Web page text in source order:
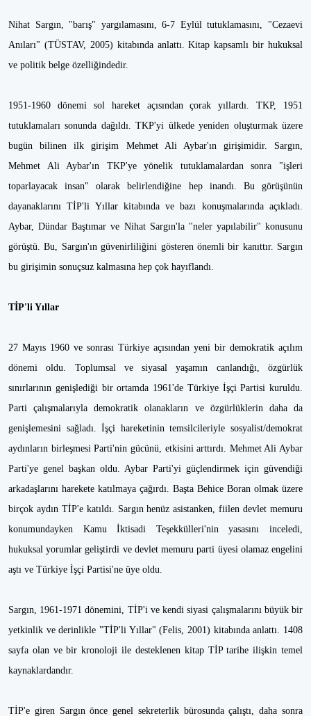
Nihat Sargın, "barış" yargılamasını, 6-7 Eylül tutuklamasını, "Cezaevi
Anıları" (TÜSTAV, 2005) kitabında anlattı. Kitap kapsamlı bir hukuksal
ve politik belge özelliğindedir.
1951-1960 dönemi sol hareket açısından çorak yıllardı. TKP, 1951
tutuklamaları sonunda dağıldı. TKP'yi ülkede yeniden oluşturmak üzere
bugün bilinen ilk girişim Mehmet Ali Aybar'ın girişimidir. Sargın,
Mehmet Ali Aybar'ın TKP'ye yönelik tutuklamalardan sonra "işleri
toparlayacak insan" olarak belirlendiğine hep inandı. Bu görüşünün
dayanaklarını TİP'li Yıllar kitabında ve bazı konuşmalarında açıkladı.
Aybar, Dündar Baştımar ve Nihat Sargın'la "neler yapılabilir" konusunu
görüştü. Bu, Sargın'ın güvenirliliğini gösteren önemli bir kanıttır. Sargın
bu girişimin sonuçsuz kalmasına hep çok hayıflandı.
TİP'li Yıllar
27 Mayıs 1960 ve sonrası Türkiye açısından yeni bir demokratik açılım
dönemi oldu. Toplumsal ve siyasal yaşamın canlandığı, özgürlük
sınırlarının genişlediği bir ortamda 1961'de Türkiye İşçi Partisi kuruldu.
Parti çalışmalarıyla demokratik olanakların ve özgürlüklerin daha da
genişlemesini sağladı. İşçi hareketinin temsilcileriyle sosyalist/demokrat
aydınların birleşmesi Parti'nin gücünü, etkisini arttırdı. Mehmet Ali Aybar
Parti'ye genel başkan oldu. Aybar Parti'yi güçlendirmek için güvendiği
arkadaşlarını harekete katılmaya çağırdı. Başta Behice Boran olmak üzere
birçok aydın TİP'e katıldı. Sargın henüz asistanken, fiilen devlet memuru
konumundayken Kamu İktisadi Teşekkülleri'nin yasasını inceledi,
hukuksal yorumlar geliştirdi ve devlet memuru parti üyesi olamaz engelini
aştı ve Türkiye İşçi Partisi'ne üye oldu.
Sargın, 1961-1971 dönemini, TİP'i ve kendi siyasi çalışmalarını büyük bir
yetkinlik ve derinlikle "TİP'li Yıllar" (Felis, 2001) kitabında anlattı. 1408
sayfa olan ve bir kronoloji ile desteklenen kitap TİP tarihe ilişkin temel
kaynaklardandır.
TİP'e giren Sargın önce genel sekreterlik bürosunda çalıştı, daha sonra